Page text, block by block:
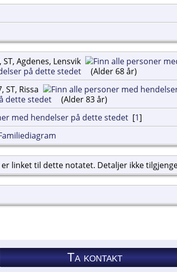
ST, Agdenes, Lensvik
(Alder 68 år)
ST, Rissa
(Alder 83 år)
[1]
linket til dette notatet. Detaljer ikke
Ta kontakt